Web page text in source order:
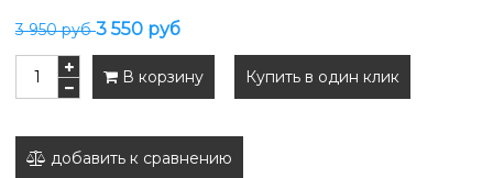
3 950 руб3 550 руб
В корзину Купить в один клик
добавить к сравнению